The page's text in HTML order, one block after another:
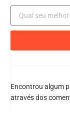
Encontrou algum
através dos